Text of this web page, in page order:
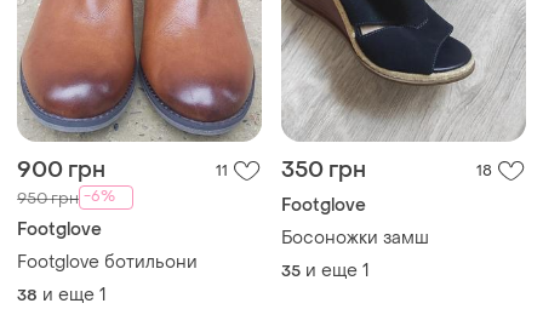
900 грн 11
950 грн -6%
Footglove
Footglove ботильони
38 и еще 1
350 грн 18
Footglove
Босоножки замш
35 и еще 1